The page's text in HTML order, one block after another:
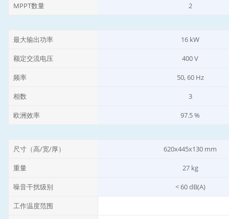
MPPT数量 2
最大输出功率 16 kW
额定交流电压 400 V
频率 50, 60 Hz
相数 3
欧洲效率 97.5 %
尺寸（高/宽/厚） 620x445x130 mm
重量 27 kg
噪音干扰级别 < 60 dB(A)
工作温度范围